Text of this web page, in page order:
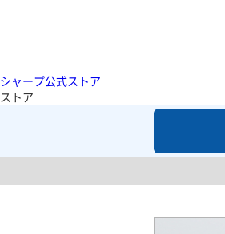
シャープ公式ストア
ストア